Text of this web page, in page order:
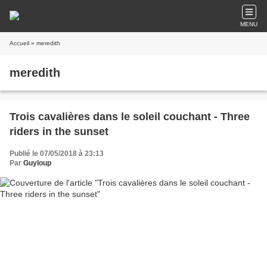
MENU
Accueil » meredith
meredith
Trois cavalières dans le soleil couchant - Three
riders in the sunset
Publié le 07/05/2018 à 23:13
Par Guyloup